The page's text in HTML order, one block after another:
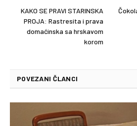
KAKO SE PRAVI STARINSKA
PROJA: Rastresita i prava
domaćinska sa hrskavom
korom
POVEZANI ČLANCI